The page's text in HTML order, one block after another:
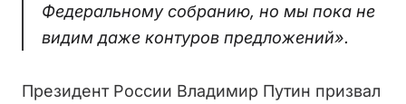
Федеральному собранию, но мы пока не
видим даже контуров предложений».
Президент России Владимир Путин призвал